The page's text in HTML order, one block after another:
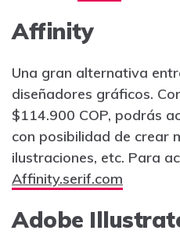
Affinity
Una gran alternativa
diseñadores gráficos.
$114.900 COP, podrás
con posibilidad de crear
ilustraciones, etc. Para
Affinity.serif.com
Adobe